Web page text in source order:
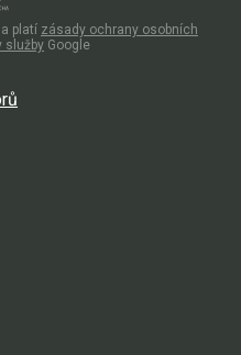
platí zásady ochrany osobních
služby Google